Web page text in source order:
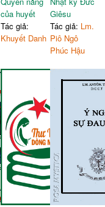
của huyết
Tác giả:
Khuyết Danh
Giêsu
Tác giả: Lm.
Piô Ngô
Phúc Hậu